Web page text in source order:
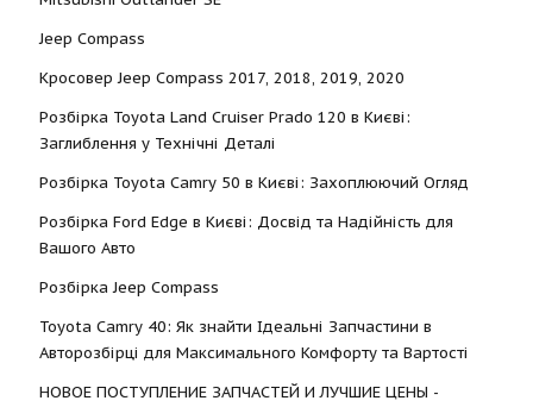
Jeep Compass
Кросовер Jeep Compass 2017, 2018, 2019, 2020
Розбірка Toyota Land Cruiser Prado 120 в Києві:
Заглиблення у Технічні Деталі
Розбірка Toyota Camry 50 в Києві: Захоплюючий Огляд
Розбірка Ford Edge в Києві: Досвід та Надійність для
Вашого Авто
Розбірка Jeep Compass
Toyota Camry 40: Як знайти Ідеальні Запчастини в
Авторозбірці для Максимального Комфорту та Вартості
НОВОЕ ПОСТУПЛЕНИЕ ЗАПЧАСТЕЙ И ЛУЧШИЕ ЦЕНЫ -